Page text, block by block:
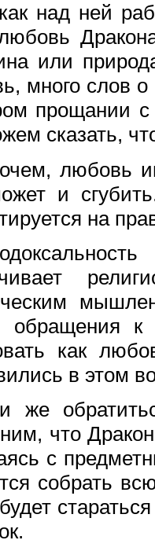
над ней
или
много слов
прощании
сказать,
любовь
и
на
обращения
как
в этом
же
что
с
собрать